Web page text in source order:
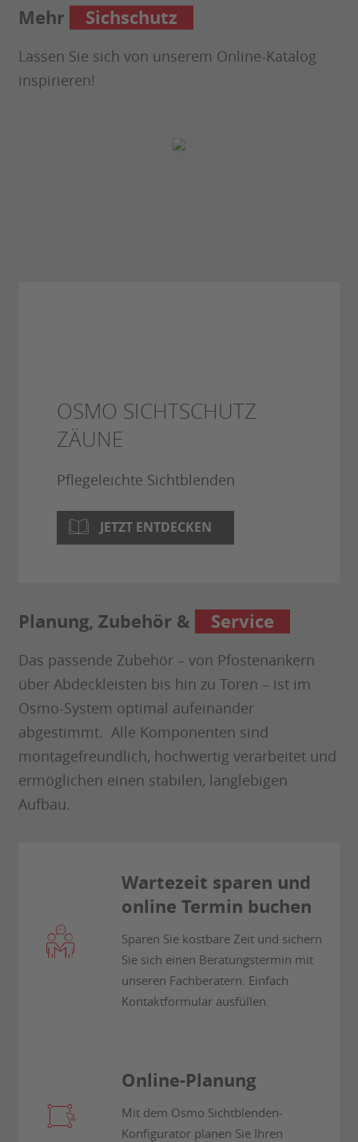
Mehr Sichschutz
Lassen Sie sich von unserem Online-Katalog
inspirieren!
OSMO SICHTSCHUTZ
ZÄUNE
Pflegeleichte Sichtblenden
JETZT ENTDECKEN
Planung, Zubehör & Service
Das passende Zubehör – von Pfostenankern
über Abdeckleisten bis hin zu Toren – ist im
Osmo-System optimal aufeinander
abgestimmt. Alle Komponenten sind
montagefreundlich, hochwertig verarbeitet und
ermöglichen einen stabilen, langlebigen
Aufbau.
Wartezeit sparen und
online Termin buchen
Sparen Sie kostbare Zeit und sichern
Sie sich einen Beratungstermin mit
unseren Fachberatern. Einfach
Kontaktformular ausfüllen.
Online-Planung
Mit dem Osmo Sichtblenden-
Konfigurator planen Sie Ihren